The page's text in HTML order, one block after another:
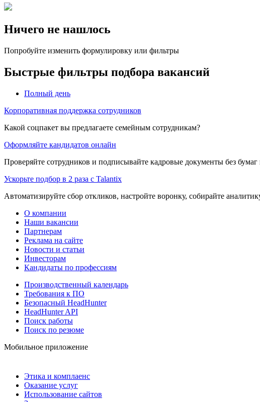
Ничего не нашлось
Попробуйте изменить формулировку или фильтры
Быстрые фильтры подбора вакансий
Полный день
Корпоративная поддержка сотрудников
Какой соцпакет вы предлагаете семейным сотрудникам?
Оформляйте кандидатов онлайн
Проверяйте сотрудников и подписывайте кадровые документы без
Ускорьте подбор в 2 раза с Talantix
Автоматизируйте сбор откликов, настройте воронку, собирайте
О компании
Наши вакансии
Партнерам
Реклама на сайте
Новости и статьи
Инвесторам
Кандидаты по профессиям
Производственный календарь
Требования к ПО
Безопасный HeadHunter
HeadHunter API
Поиск работы
Поиск по резюме
Мобильное приложение
Этика и комплаенс
Оказание услуг
Использование сайтов